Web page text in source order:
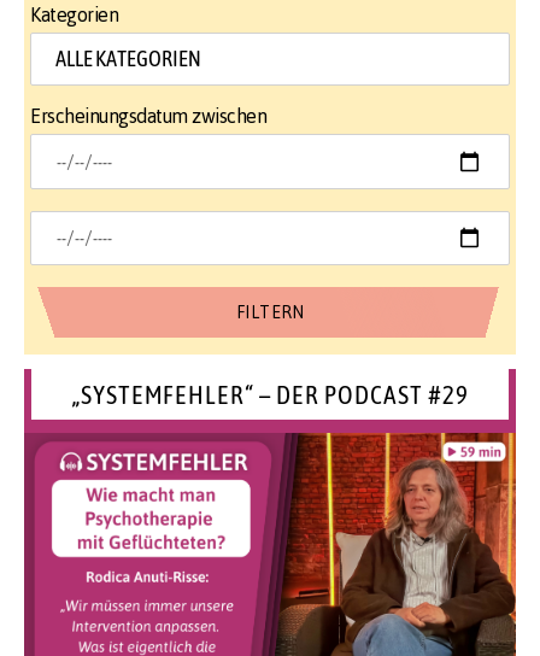
Kategorien
Erscheinungsdatum zwischen
„SYSTEMFEHLER“ – DER PODCAST #29